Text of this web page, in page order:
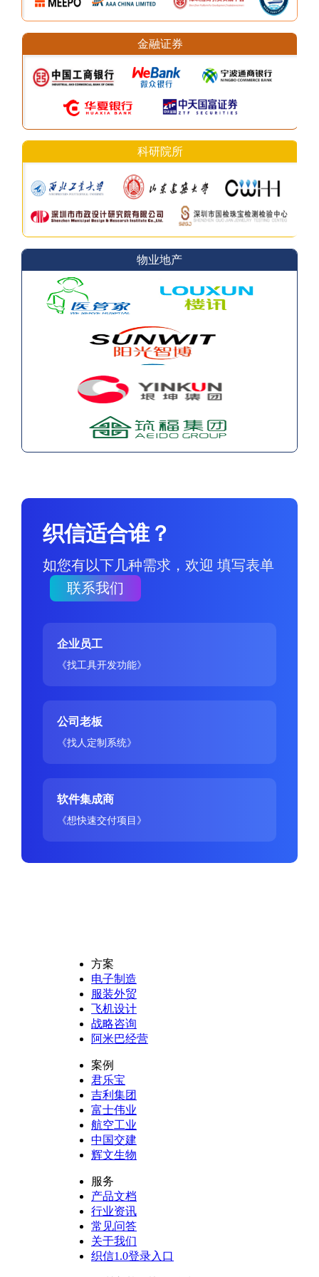
金融证券
科研院所
物业地产
织信适合谁？
如您有以下几种需求，欢迎 填写表单
联系我们
企业员工
《找工具开发功能》
公司老板
《找人定制系统》
软件集成商
《想快速交付项目》
方案
电子制造
服装外贸
飞机设计
战略咨询
阿米巴经营
案例
君乐宝
吉利集团
富士伟业
航空工业
中国交建
辉文生物
服务
产品文档
行业资讯
常见问答
关于我们
织信1.0登录入口